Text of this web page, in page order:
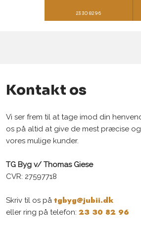
23 30 82 96
Kontakt os​
Vi ser frem til at tage imod din
os på altid at give de mest præcise
vores mulige kunder.
TG Byg v/ Thomas Giese
CVR: 27597718​
​Skriv til os på tgbyg@jubii.dk
eller ring på telefon: ​ 23 30 82 96